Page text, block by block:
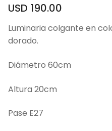
USD 190.00
Luminaria colgante en
dorado.
Diámetro 60cm
Altura 20cm
Pase E27